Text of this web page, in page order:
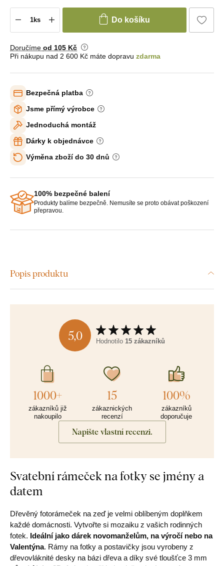
Do košíku
Doručíme od 105 Kč
Při nákupu nad 2 600 Kč máte dopravu zdarma
Bezpečná platba
Jsme přímý výrobce
Jednoduchá montáž
Dárky k objednávce
Výměna zboží do 30 dnů
100% bezpečné balení
Produkty balíme bezpečně. Nemusíte se proto obávat poškození
přepravou.
Popis produktu
5,0 Hodnotilo 15 zákazníků
1000+
zákazníků již
nakoupilo
15
zákaznických
recenzí
100%
zákazníků
doporučuje
Napište vlastní recenzi.
Svatební rámeček na fotky se jmény a
datem
Dřevěný fotorámeček na zeď je velmi oblíbeným doplňkem
každé domácnosti. Vytvořte si mozaiku z vašich rodinných
fotek. Ideální jako dárek novomanželům, na výročí nebo na
Valentýna. Rámy na fotky a postavičky jsou vyrobeny z
dřevovláknité desky na bázi dřeva a díky své tloušťce 3 mm